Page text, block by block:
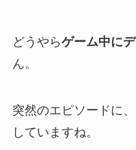
どうやらゲーム中に
ん。
突然のエピソードに
していますね。